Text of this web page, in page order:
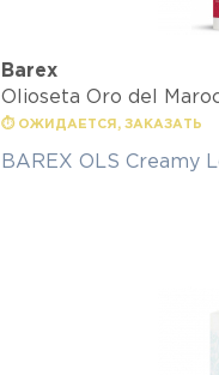
Barex
Olioseta Oro del
⏱ ОЖИДАЕТСЯ, ЗАКАЗАТЬ
BAREХ OLS Creamy